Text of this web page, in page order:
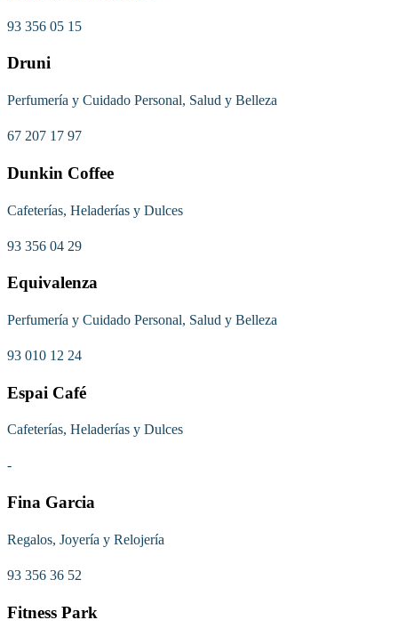
93 356 05 15
Druni
Perfumería y Cuidado Personal, Salud y Belleza
67 207 17 97
Dunkin Coffee
Cafeterías, Heladerías y Dulces
93 356 04 29
Equivalenza
Perfumería y Cuidado Personal, Salud y Belleza
93 010 12 24
Espai Café
Cafeterías, Heladerías y Dulces
-
Fina Garcia
Regalos, Joyería y Relojería
93 356 36 52
Fitness Park